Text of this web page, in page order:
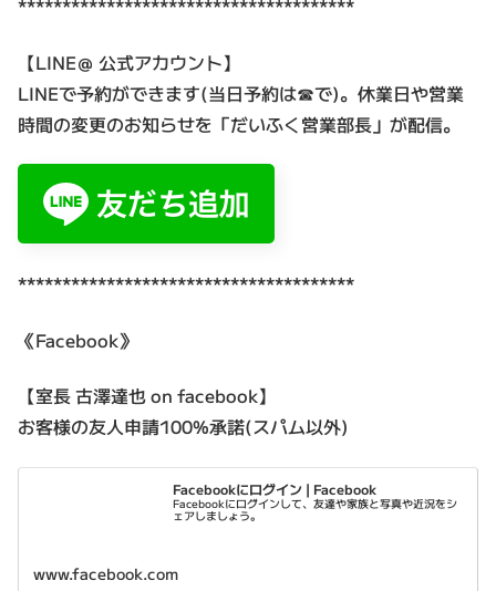
**************************************
【LINE＠ 公式アカウント】
LINEで予約ができます(当日予約は☎で)。休業日や営業
時間の変更のお知らせを「だいふく営業部長」が配信。
**************************************
《Facebook》
【室長 古澤達也 on facebook】
お客様の友人申請100%承諾(スパム以外)
Facebookにログイン | Facebook
Facebookにログインして、友達や家族と写真や近況をシ
ェアしましょう。
www.facebook.com